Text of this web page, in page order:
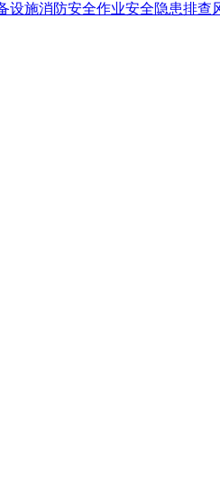
设施消防安全作业安全隐患排查